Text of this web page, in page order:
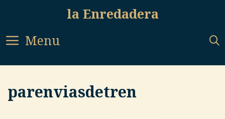
content
la Enredadera
Menu
parenviasdetren